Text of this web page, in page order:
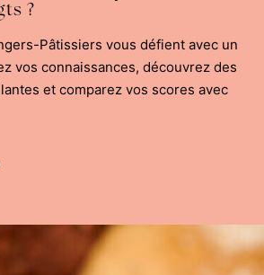
?
Pâtissiers vous défient avec un
vos connaissances, découvrez des
et comparez vos scores avec